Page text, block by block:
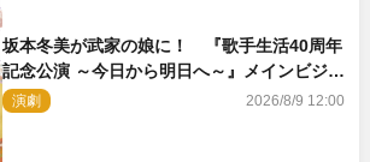
坂本冬美が武家の娘に！ 『歌手生活40周年
記念公演 ～今日から明日へ～』メインビジュ
アル公開
演劇 2026/8/9 12:00